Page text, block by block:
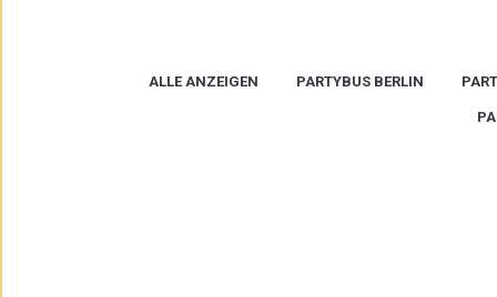
ALLE ANZEIGEN PARTYBUS BERLIN